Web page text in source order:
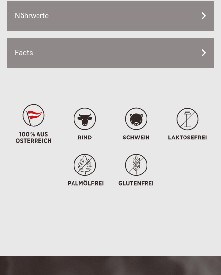
Nährwerte
Facts